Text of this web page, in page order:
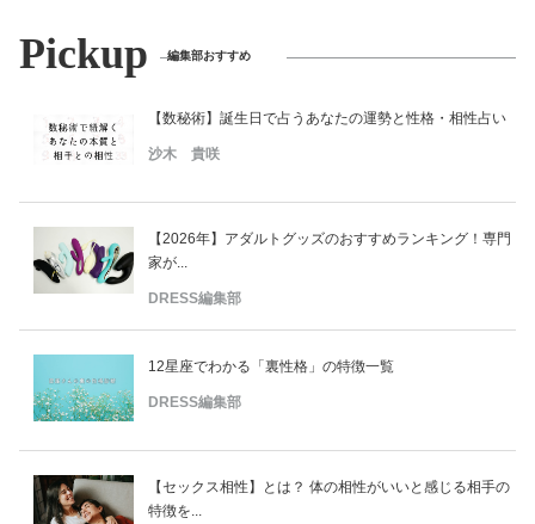
Pickup 編集部おすすめ
【数秘術】誕生日で占うあなたの運勢と性格・相性占い
沙木 貴咲
【2026年】アダルトグッズのおすすめランキング！専門
家が...
DRESS編集部
12星座でわかる「裏性格」の特徴一覧
DRESS編集部
【セックス相性】とは？ 体の相性がいいと感じる相手の
特徴を...